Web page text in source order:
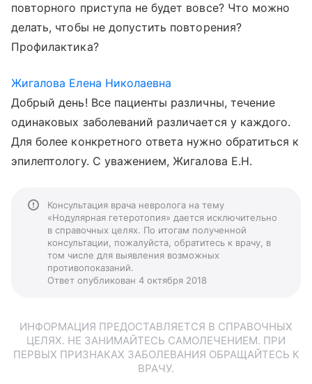
повторного приступа не будет вовсе? Что можно
делать, чтобы не допустить повторения?
Профилактика?
Жигалова Елена Николаевна
Добрый день! Все пациенты различны, течение
одинаковых заболеваний различается у каждого.
Для более конкретного ответа нужно обратиться к
эпилептологу. С уважением, Жигалова Е.Н.
Консультация врача невролога на тему
«Нодулярная гетеротопия» дается исключительно
в справочных целях. По итогам полученной
консультации, пожалуйста, обратитесь к врачу, в
том числе для выявления возможных
противопоказаний.
Ответ опубликован 4 октября 2018
ИНФОРМАЦИЯ ПРЕДОСТАВЛЯЕТСЯ В СПРАВОЧНЫХ
ЦЕЛЯХ. НЕ ЗАНИМАЙТЕСЬ САМОЛЕЧЕНИЕМ. ПРИ
ПЕРВЫХ ПРИЗНАКАХ ЗАБОЛЕВАНИЯ ОБРАЩАЙТЕСЬ К
ВРАЧУ.